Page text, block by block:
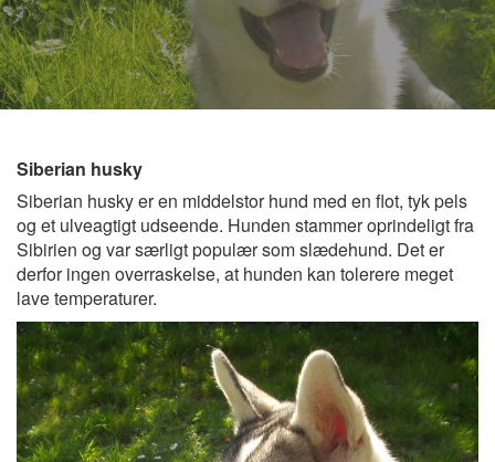
Siberian husky
Siberian husky er en middelstor hund med en flot, tyk pels
og et ulveagtigt udseende. Hunden stammer oprindeligt fra
Sibirien og var særligt populær som slædehund. Det er
derfor ingen overraskelse, at hunden kan tolerere meget
lave temperaturer.